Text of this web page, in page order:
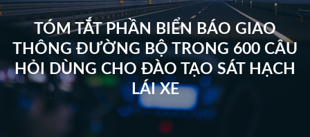
TÓM TẮT PHẦN BIỂN BÁO GIAO
THÔNG ĐƯỜNG BỘ TRONG 600 CÂU
HỎI DÙNG CHO ĐÀO TẠO SÁT HẠCH
LÁI XE